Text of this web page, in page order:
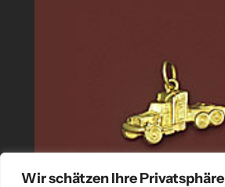
Wir schätzen Ihre Privatsphäre